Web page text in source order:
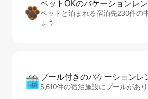
ペットOKのバ⁠ケ⁠ー⁠シ⁠ョ⁠ンレ⁠
ペットと泊まれる宿泊先230件の
ょう
プール付きのバ⁠ケ⁠ー⁠シ⁠ョ⁠ンレ⁠
5,610件の宿泊施設にプールがあ